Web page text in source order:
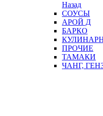
Назад
СОУСЫ
АРОЙ Д
БАРКО
ПРОЧИЕ
ТАМАКИ
ЧАНГ,